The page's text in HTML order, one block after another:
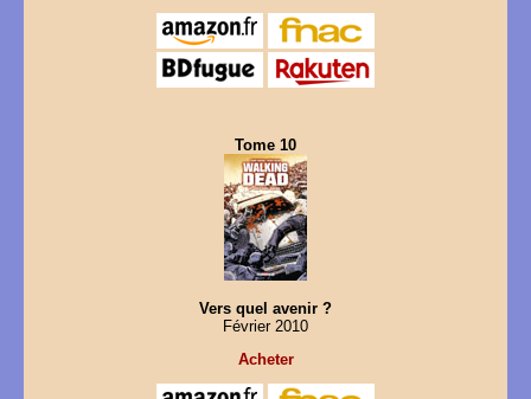
Tome 10
Vers quel avenir ?
Février 2010
Acheter